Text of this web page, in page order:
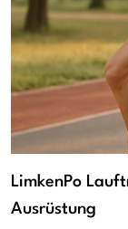
LimkenPo
Ausrüstung